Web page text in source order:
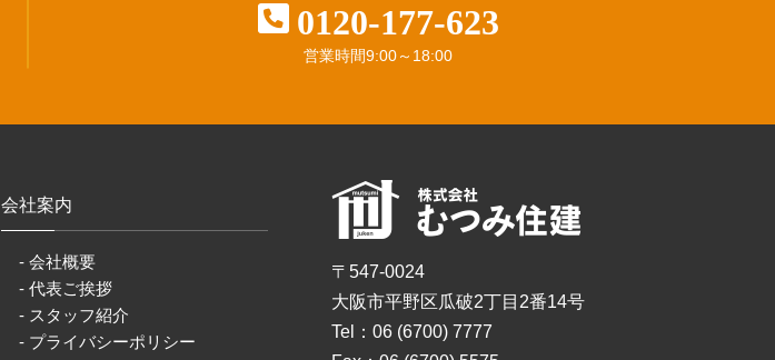
0120-177-623
営業時間9:00～18:00
会社案内
- 会社概要
- 代表ご挨拶
- スタッフ紹介
- プライバシーポリシー
〒547-0024
大阪市平野区瓜破2丁目2番14号
Tel：06 (6700) 7777